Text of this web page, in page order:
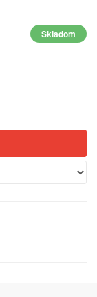
Skladom